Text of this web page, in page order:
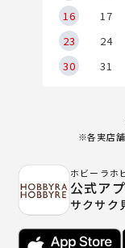
16
17
23
24
30
31
※各実店
ホビーラホ
公式ア
サクサク